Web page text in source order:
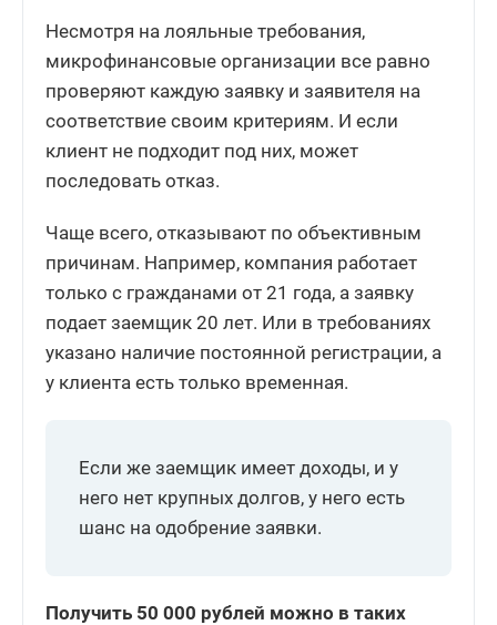
Несмотря на лояльные требования,
микрофинансовые организации все равно
проверяют каждую заявку и заявителя на
соответствие своим критериям. И если
клиент не подходит под них, может
последовать отказ.
Чаще всего, отказывают по объективным
причинам. Например, компания работает
только с гражданами от 21 года, а заявку
подает заемщик 20 лет. Или в требованиях
указано наличие постоянной регистрации, а
у клиента есть только временная.
Если же заемщик имеет доходы, и у
него нет крупных долгов, у него есть
шанс на одобрение заявки.
Получить 50 000 рублей можно в таких